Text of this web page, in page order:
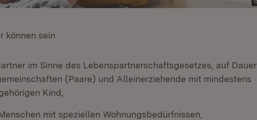
können sein
im Sinne des Lebenspartnerschaftsgesetzes, auf Dauer
(Paare) und Alleinerziehende mit mindestens
Kind,
mit speziellen Wohnungsbedürfnissen,